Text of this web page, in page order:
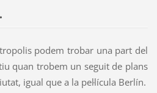
podem trobar una part del
quan trobem un seguit de plans
igual que a la pel·lícula Berlín.